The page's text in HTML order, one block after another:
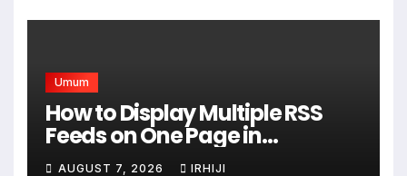
Umum
How to Display Multiple RSS
Feeds on One Page in
WordPress
AUGUST 7, 2026 IRHIJI